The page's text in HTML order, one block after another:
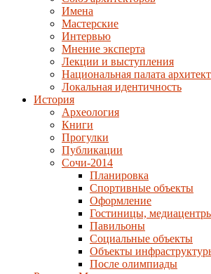
Имена
Мастерские
Интервью
Мнение эксперта
Лекции и выступления
Национальная палата
Локальная идентичность
История
Археология
Книги
Прогулки
Публикации
Сочи-2014
Планировка
Спортивные объекты
Оформление
Гостиницы,
Павильоны
Социальные объекты
Объекты
После олимпиады